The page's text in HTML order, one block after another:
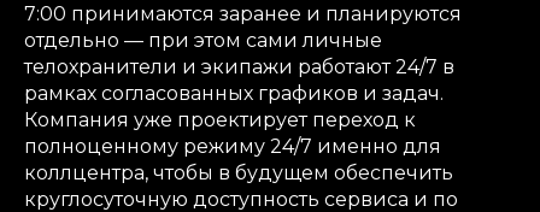
7:00 принимаются заранее и планируются
отдельно — при этом сами личные
телохранители и экипажи работают 24/7 в
рамках согласованных графиков и задач.
Компания уже проектирует переход к
полноценному режиму 24/7 именно для
коллцентра, чтобы в будущем обеспечить
круглосуточную доступность сервиса и по